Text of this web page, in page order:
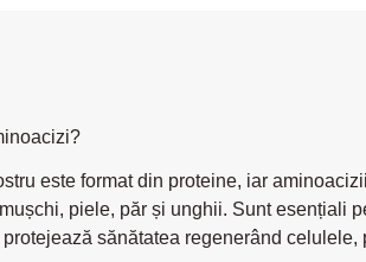
este format din proteine, iar
piele, păr și unghii. Sunt esențiali
sănătatea regenerând